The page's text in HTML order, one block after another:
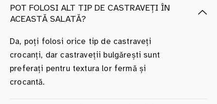
POT FOLOSI ALT TIP DE CASTRAVEȚI ÎN
ACEASTĂ SALATĂ?
Da, poți folosi orice tip de castraveți
crocanți, dar castraveții bulgărești sunt
preferați pentru textura lor fermă și
crocantă.